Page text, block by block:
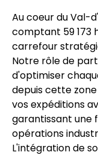
Au coeur du Val-
comptant 59 173
carrefour
Notre rôle de
d'optimiser
depuis cette
vos expéditions
garantissant une
opérations
L'intégration de